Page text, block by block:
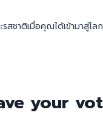
สชาติเมื่อคุณได้เข้ามาสู่โล
your